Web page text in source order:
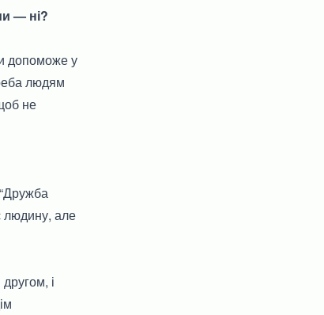
— ні?
допоможе у
людям
не
людину, але
і